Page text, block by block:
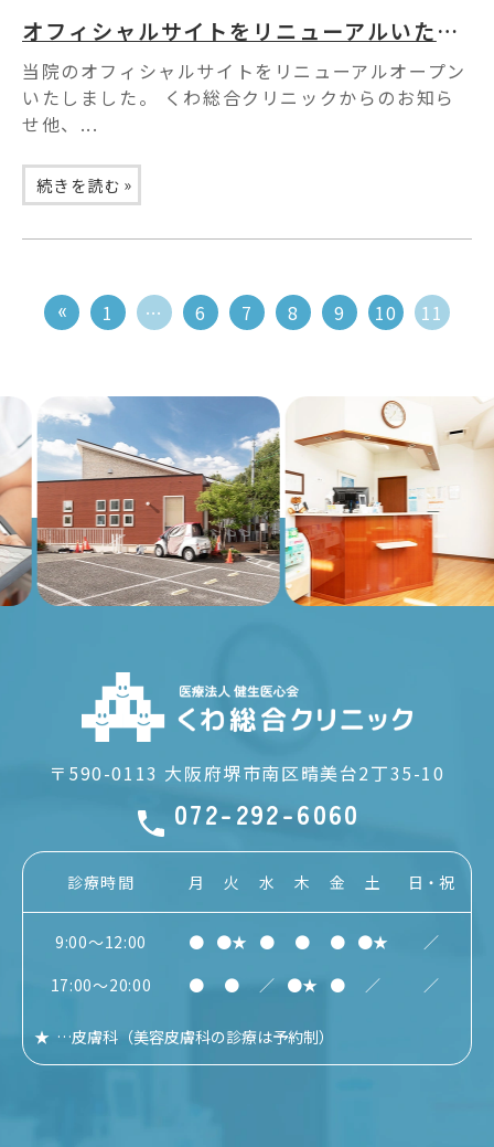
オフィシャルサイトをリニューアルいたしました
当院のオフィシャルサイトをリニューアルオープン
いたしました。 くわ総合クリニックからのお知ら
せ他、...
続きを読む »
1 … 6 7 8 9 10 11
Previous
〒590-0113 大阪府堺市南区晴美台2丁35-10
072-292-6060
診療時間 月 火 水 木 金 土 日・祝
9:00～12:00 ● ●★ ● ● ● ●★
／
17:00～20:00
● ● ／ ●★ ● ／ ／
★ …皮膚科 （美容皮膚科の診療は予約制）